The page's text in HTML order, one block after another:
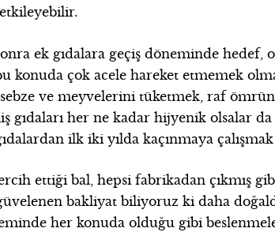
ek gıdalara geçiş döneminde hedef,
konuda çok acele hareket etmemek
ve meyvelerini tüketmek, raf
gıdaları her ne kadar hijyenik olsalar
ilk iki yılda kaçınmaya
ettiği bal, hepsi fabrikadan çıkmış
bakliyat biliyoruz ki daha
her konuda olduğu gibi